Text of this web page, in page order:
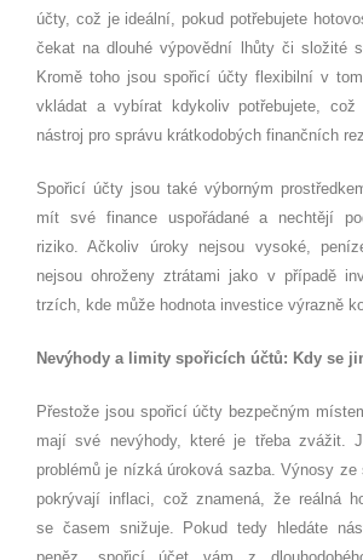
účty, což je ideální, pokud potřebujete
čekat na dlouhé výpovědní lhůty či složité
Kromě toho jsou spořicí účty flexibilní v
vkládat a vybírat kdykoliv potřebujete,
nástroj pro správu krátkodobých finančních
Spořicí účty jsou také výborným
mít své finance uspořádané a nechtějí
riziko. Ačkoliv úroky nejsou vysoké,
nejsou ohroženy ztrátami jako v případě
trzích, kde může hodnota investice výrazně
Nevýhody a limity spořicích účtů: Kdy se
Přestože jsou spořicí účty bezpečným
mají své nevýhody, které je třeba zvážit.
problémů je nízká úroková sazba. Výnosy
pokrývají inflaci, což znamená, že reálná
se časem snižuje. Pokud tedy hledáte